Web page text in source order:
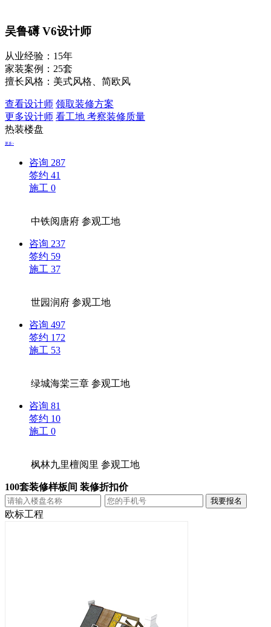
吴鲁礡V6设计师
从业经验：15年
家装案例：25套
擅长风格：美式风格、简欧风
查看设计师 领取装修方案
更多设计师 看工地 考察装修质量
热装楼盘
更多>
咨询 287
签约 41
施工 0
中铁阅唐府参观工地
咨询 237
签约 59
施工 37
世园润府参观工地
咨询 497
签约 172
施工 53
绿城海棠三章参观工地
咨询 81
签约 10
施工 0
枫林九里檀阅里参观工地
100套装修样板间 装修折扣价
欧标工程